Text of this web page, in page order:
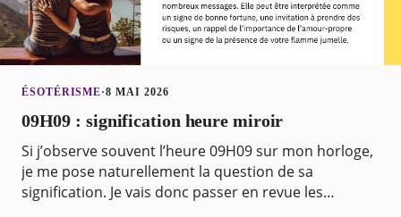
ÉSOTÉRISME·8 MAI 2026
09H09 : signification heure miroir
Si j’observe souvent l’heure 09H09 sur mon horloge,
je me pose naturellement la question de sa
signification. Je vais donc passer en revue les